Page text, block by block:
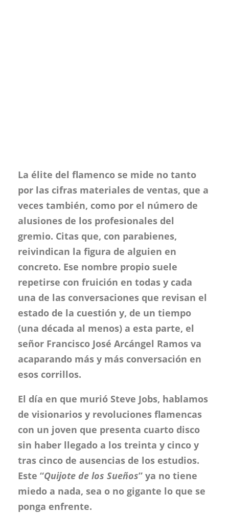
La élite del flamenco se mide no tanto
por las cifras materiales de ventas, que a
veces también, como por el número de
alusiones de los profesionales del
gremio. Citas que, con parabienes,
reivindican la figura de alguien en
concreto. Ese nombre propio suele
repetirse con fruición en todas y cada
una de las conversaciones que revisan el
estado de la cuestión y, de un tiempo
(una década al menos) a esta parte, el
señor Francisco José Arcángel Ramos va
acaparando más y más conversación en
esos corrillos.
El día en que murió Steve Jobs, hablamos
de visionarios y revoluciones flamencas
con un joven que presenta cuarto disco
sin haber llegado a los treinta y cinco y
tras cinco de ausencias de los estudios.
Este “Quijote de los Sueños” ya no tiene
miedo a nada, sea o no gigante lo que se
ponga enfrente.